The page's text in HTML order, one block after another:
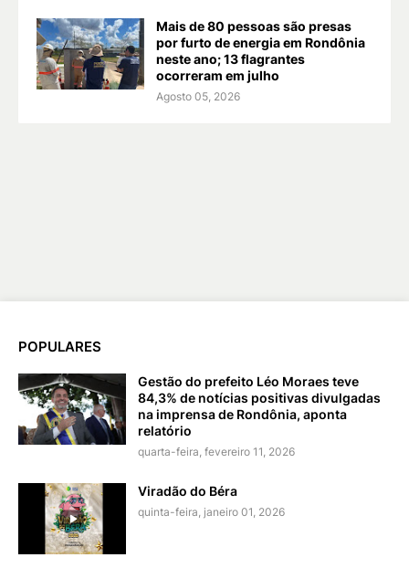
Mais de 80 pessoas são presas
por furto de energia em Rondônia
neste ano; 13 flagrantes
ocorreram em julho
Agosto 05, 2026
POPULARES
Gestão do prefeito Léo Moraes teve
84,3% de notícias positivas divulgadas
na imprensa de Rondônia, aponta
relatório
quarta-feira, fevereiro 11, 2026
Viradão do Béra
quinta-feira, janeiro 01, 2026